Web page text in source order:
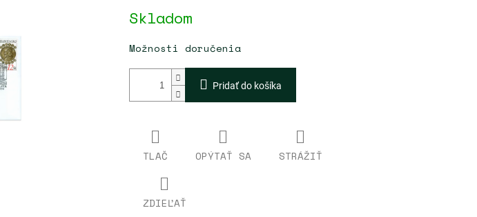
cena:
Skladom
Možnosti doručenia
Pridať do košíka
TLAČ OPÝTAŤ SA STRÁŽIŤ
ZDIEĽAŤ